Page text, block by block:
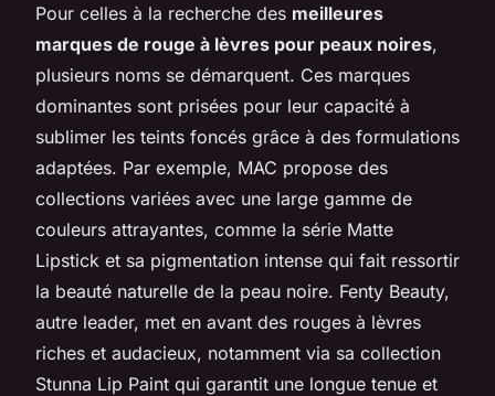
Pour celles à la recherche des meilleures
marques de rouge à lèvres pour peaux noires,
plusieurs noms se démarquent. Ces marques
dominantes sont prisées pour leur capacité à
sublimer les teints foncés grâce à des formulations
adaptées. Par exemple, MAC propose des
collections variées avec une large gamme de
couleurs attrayantes, comme la série Matte
Lipstick et sa pigmentation intense qui fait ressortir
la beauté naturelle de la peau noire. Fenty Beauty,
autre leader, met en avant des rouges à lèvres
riches et audacieux, notamment via sa collection
Stunna Lip Paint qui garantit une longue tenue et